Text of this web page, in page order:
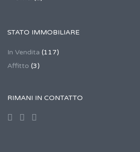
STATO IMMOBILIARE
In Vendita (117)
Affitto (3)
RIMANI IN CONTATTO